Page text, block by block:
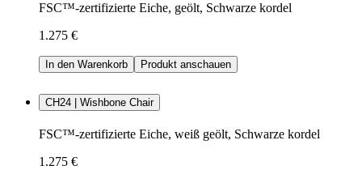
FSC™-zertifizierte Eiche, geölt, Schwarze kordel
1.275 €
In den Warenkorb Produkt anschauen
CH24 | Wishbone Chair
FSC™-zertifizierte Eiche, weiß geölt, Schwarze kordel
1.275 €